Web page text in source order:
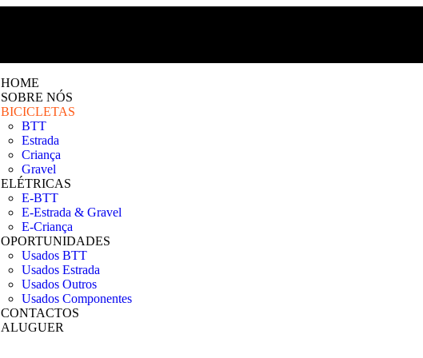
HOME
SOBRE NÓS
BICICLETAS
BTT
Estrada
Criança
Gravel
ELÉTRICAS
E-BTT
E-Estrada & Gravel
E-Criança
OPORTUNIDADES
Usados BTT
Usados Estrada
Usados Outros
Usados Componentes
CONTACTOS
ALUGUER